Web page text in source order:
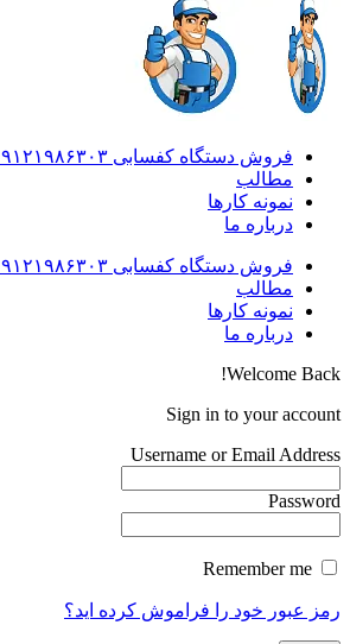
فروش دستگاه کفسابی ۰۹۱۲۱۹۸۶۳۰۳
مطالب
نمونه کارها
درباره ما
فروش دستگاه کفسابی ۰۹۱۲۱۹۸۶۳۰۳
مطالب
نمونه کارها
درباره ما
Welcome Back!
Sign in to your account
Username or Email Address
Password
رمز عبور خود را فراموش کرده اید؟